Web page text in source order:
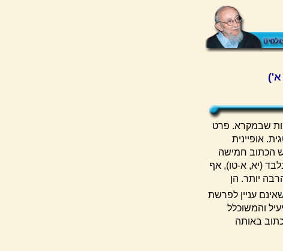
א')
שבמקרא. פרט
אופיינית
הכתוב חמישה
43 פסוקים) ואילו לכיבוש הצפון 15 פסוקים בלבד (יא, א-טו), אף
יותר. הן
עניין לפרשת
והמשוכלל
באותה